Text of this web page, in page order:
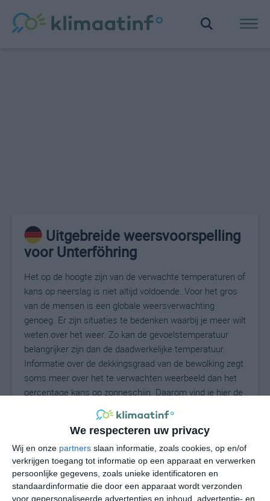
We respecteren uw privacy
Wij en onze partners slaan informatie, zoals cookies, op en/of
verkrijgen toegang tot informatie op een apparaat en verwerken
persoonlijke gegevens, zoals unieke identificatoren en
standaardinformatie die door een apparaat wordt verzonden
voor gepersonaliseerde advertenties en inhoud, advertentie- en
Uitgebreide weersvoorspelling
voor Unterföhring
Het op de hoogte zijn van de verwachte temperaturen of
kans op neerslag is niet altijd voldoende. Voor het gros
van de mensen is een globale weersverwachting
genoeg. Er zijn situaties te bedenken waarbij je meer wilt
weten over het weer. Zo kan de gevoelstemperatuur
belangrijker zijn dan de daadwerkelijke temperatuur.
Informatie over de dekkingsgraad van de bewolking zegt
soms meer over het te verwachten weerbeeld dan het
percentage kans op zonneschijn. Daarom vind je hier de
uitgebreide weersvoorspelling voor Unterföhring.
26°C